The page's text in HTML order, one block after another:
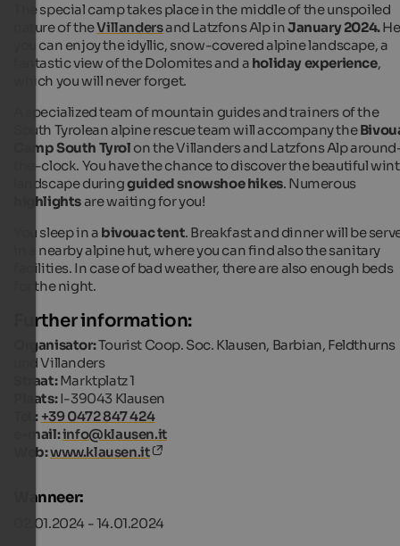
The special camp takes place in the middle of the unspoiled
nature of theVillandersand Latzfons Alp inJanuary 2024.
you can enjoy the idyllic, snow-covered alpine landscape, a
fantastic view of the Dolomites and a holiday experience,
which you will never forget.
A specialized team of mountain guides and trainers of the
South Tyrolean alpine rescue team will accompany the
Camp South Tyrol on the Villanders and Latzfons Alp
the-clock. You have the chance to discover the beautiful
landscape duringguided snowshoe hikes. Numerous
highlightsare waiting for you!
You sleep in a bivouac tent. Breakfast and dinner will be
in a nearby alpine hut, where you can find also the sanitary
facilities. In case of bad weather, there are also enough beds
for the night.
Further information:
Organisator:Tourist Coop. Soc. Klausen, Barbian, Feldthurns
und Villanders
Straat:Marktplatz 1
Plaats:I-39043 Klausen
Tel.: +39 0472 847 424
e-mail:info@klausen.it
Web:www.klausen.it
Wanneer:
02.01.2024 - 14.01.2024